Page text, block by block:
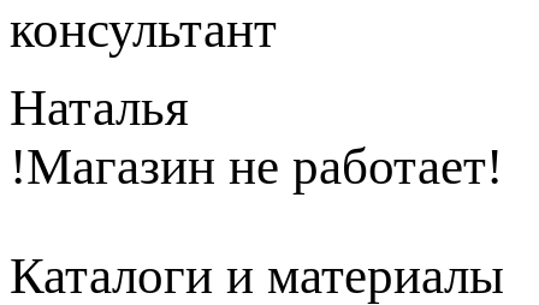
консультант
Наталья
!Магазин не работает!
Каталоги и материалы